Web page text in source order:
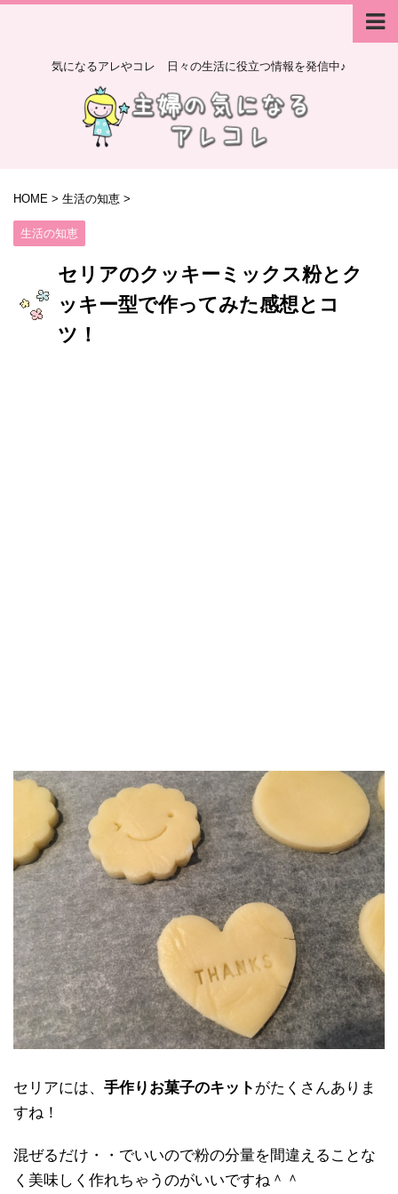
気になるアレやコレ 日々の生活に役立つ情報を発信中♪
HOME > 生活の知恵 >
生活の知恵
セリアのクッキーミックス粉とク
ッキー型で作ってみた感想とコ
ツ！
セリアには、 手作りお菓子のキット がたくさんありま
すね！
混ぜるだけ・・でいいので粉の分量を間違えることな
く美味しく作れちゃうのがいいですね＾＾